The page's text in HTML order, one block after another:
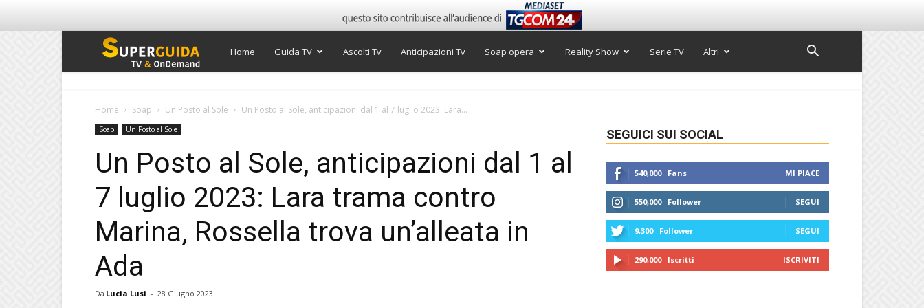
Super
Home Guida TV Ascolti Tv Anticipazioni Tv Soap opera Reality Show Serie TV Altri
Home Soap Un Posto al Sole Un Posto al Sole, anticipazioni dal 1 al 7 luglio 2023: Lara...
Soap Un Posto al Sole
Un Posto al Sole, anticipazioni dal 1 al
7 luglio 2023: Lara trama contro
Marina, Rossella trova un’alleata in
Ada
Da Lucia Lusi - 28 Giugno 2023
SEGUICI SUI SOCIAL
540,000 Fans MI PIACE
550,000 Follower SEGUI
9,300 Follower SEGUI
290,000 Iscritti ISCRIVITI